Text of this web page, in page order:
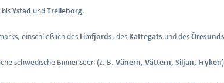
bis Ystad und Trelleborg.
einschließlich des Limfjords, des Kattegats und des Öresunds
schwedische Binnenseen (z. B. Vänern, Vättern, Siljan, Fryken